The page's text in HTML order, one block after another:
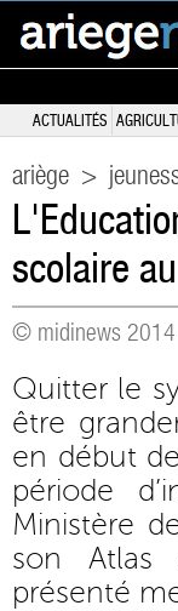
ACTUALITÉS
ariège >
scolaire
© midinews 2014
Quitter le
être
en début
période
Ministère
son Atlas
présenté